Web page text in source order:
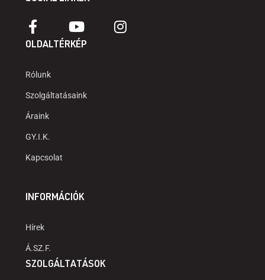
OLDALTÉRKÉP
Rólunk
Szolgáltatásaink
Áraink
GY.I.K.
Kapcsolat
INFORMÁCIÓK
Hírek
Á.SZ.F.
SZOLGÁLTATÁSOK